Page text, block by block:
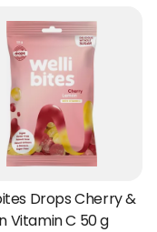
Drops Cherry &
Vitamin C 50 g